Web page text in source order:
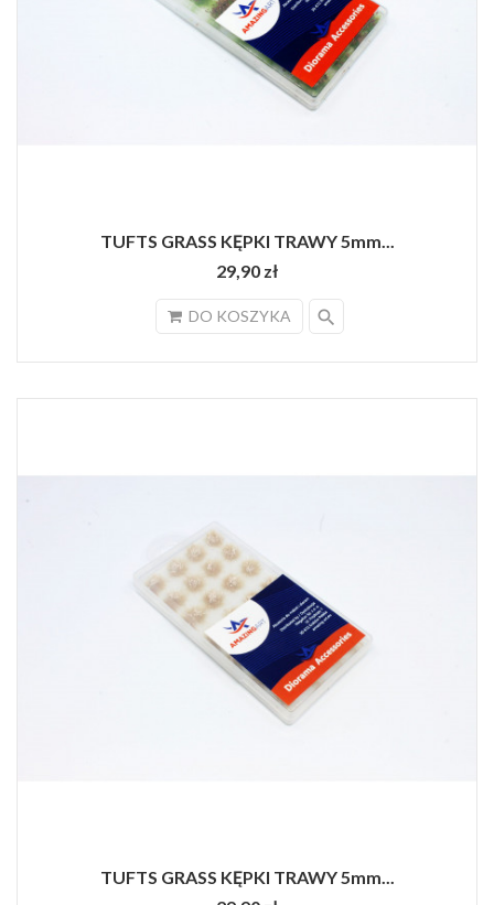
TUFTS GRASS KĘPKI TRAWY 5mm...
29,90 zł
DO KOSZYKA search
TUFTS GRASS KĘPKI TRAWY 5mm...